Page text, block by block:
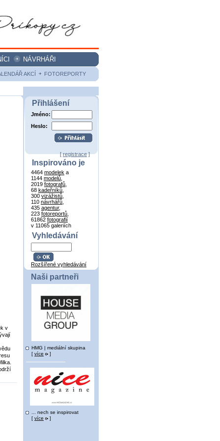
NÁVRHÁŘI
AKCÍ FOTOREPORTY
v
Přihlášení
Jméno:
Heslo:
[registrace]
Inspirováno je
4464 modelek a
1144 modelů
2019 fotografů
68 kadeřníků
300 vizážistů
110 návrhářů
435 agentur,
223 fotoreportů
61862 fotografií
v 11065 galeriích
Vyhledávání
Rozšířené vyhledávání
Naši partneři
HMG | mediální skupina
[ více ]
... nech se inspirovat
[ více ]